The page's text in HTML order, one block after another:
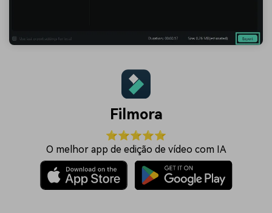
Filmora
⭐⭐⭐⭐⭐
O melhor app de edição de vídeo com IA